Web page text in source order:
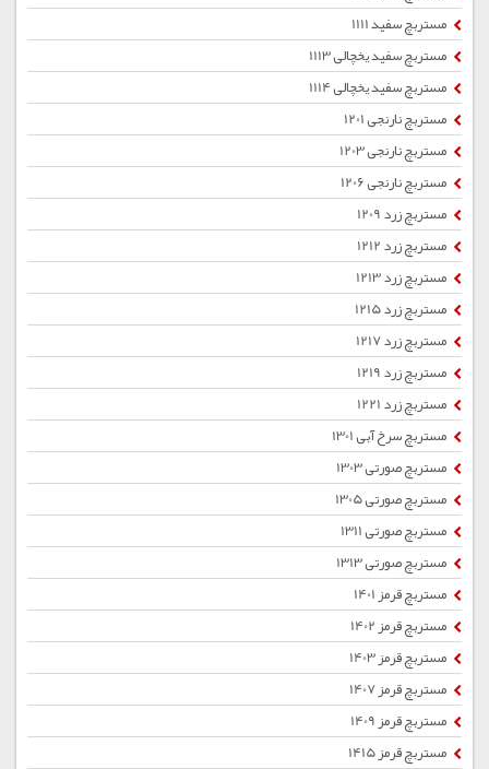
مستربچ سفید 1111
مستربچ سفید یخچالی 1113
مستربچ سفید یخچالی 1114
مستربچ نارنجی 1201
مستربچ نارنجی 1203
مستربچ نارنجی 1206
مستربچ زرد 1209
مستربچ زرد 1212
مستربچ زرد 1213
مستربچ زرد 1215
مستربچ زرد 1217
مستربچ زرد 1219
مستربچ زرد 1221
مستربچ سرخ آبی 1301
مستربچ صورتی 1303
مستربچ صورتی 1305
مستربچ صورتی 1311
مستربچ صورتی 1313
مستربچ قرمز 1401
مستربچ قرمز 1402
مستربچ قرمز 1403
مستربچ قرمز 1407
مستربچ قرمز 1409
مستربچ قرمز 1415